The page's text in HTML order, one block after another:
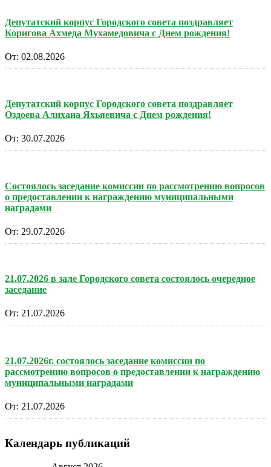
Депутатский корпус Городского совета поздравляет
Коригова Ахмеда Мухамедовича с Днем рождения!
От: 02.08.2026
Депутатский корпус Городского совета поздравляет
Оздоева Алихана Яхьяевича с Днем рождения!
От: 30.07.2026
Состоялось заседание комиссии по рассмотрению вопросов
о предоставлении к награждению муниципальными
наградами
От: 29.07.2026
21.07.2026 в зале Городского совета состоялось очередное
заседание
От: 21.07.2026
21.07.2026г. состоялось заседание комиссии по
рассмотрению вопросов о предоставлении к награждению
муниципальными наградами
От: 21.07.2026
Календарь публикаций